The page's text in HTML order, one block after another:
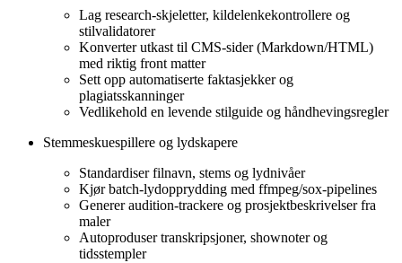
Lag research-skjeletter, kildelenkekontrollere og
stilvalidatorer
Konverter utkast til CMS-sider (Markdown/HTML)
med riktig front matter
Sett opp automatiserte faktasjekker og
plagiatsskanninger
Vedlikehold en levende stilguide og håndhevingsregler
Stemmeskuespillere og lydskapere
Standardiser filnavn, stems og lydnivåer
Kjør batch-lydopprydding med ffmpeg/sox-pipelines
Generer audition-trackere og prosjektbeskrivelser fra
maler
Autoproduser transkripsjoner, shownoter og
tidsstempler